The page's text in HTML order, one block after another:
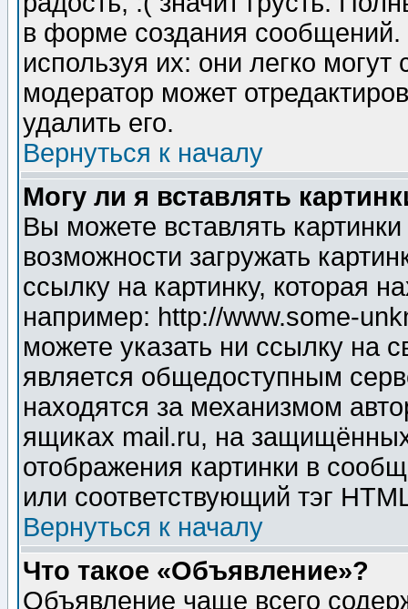
в форме создания сообщений.
используя их: они легко
модератор может
удалить его.
Вернуться к началу
Могу ли я вставлять
Вы можете вставлять
возможности загружать
ссылку на картинку, которая
например: http://www.some-
можете указать ни ссылку на
является общедоступным
находятся за механизмом
ящиках mail.ru, на
отображения картинки в
или соответствующий тэг
Вернуться к началу
Что такое «Объявление»?
Объявление чаще всего